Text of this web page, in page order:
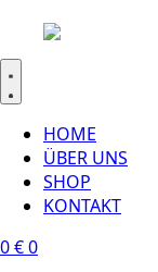
HOME
ÜBER UNS
SHOP
KONTAKT
0€0